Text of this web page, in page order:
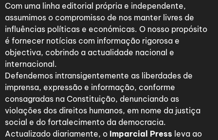
Com uma linha editorial própria e independente,
assumimos o compromisso de nos manter livres de
influências políticas e económicas. O nosso propósito
é fornecer notícias com informação rigorosa e
objectiva, cobrindo a actualidade nacional e
internacional.
Defendemos intransigentemente as liberdades de
imprensa, expressão e informação, conforme
consagradas na Constituição, denunciando as
violações dos direitos humanos, em nome da justiça
social e do fortalecimento da democracia.
Actualizado diariamente, o Imparcial Press leva ao